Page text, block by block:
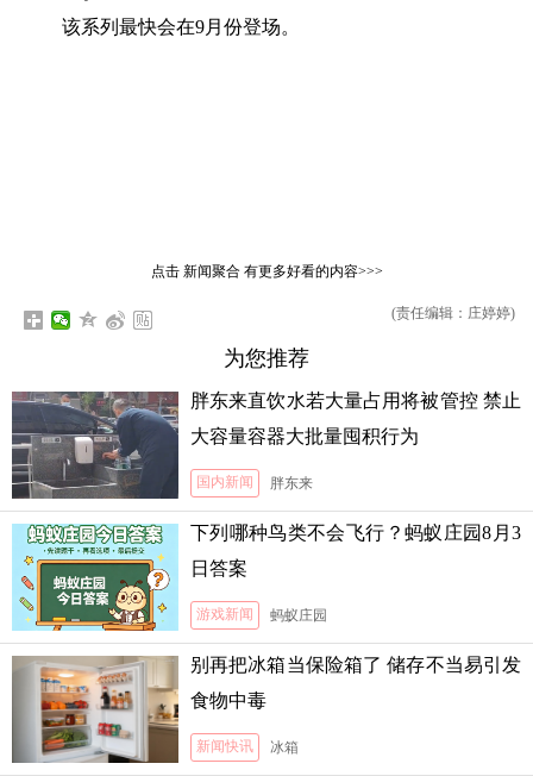
该系列最快会在9月份登场。
点击 新闻聚合有更多好看的内容>>>
(责任编辑：庄婷婷)
为您推荐
胖东来直饮水若大量占用将被管控 禁止
大容量容器大批量囤积行为
国内新闻 胖东来
下列哪种鸟类不会飞行？蚂蚁庄园8月3
日答案
游戏新闻 蚂蚁庄园
别再把冰箱当保险箱了 储存不当易引发
食物中毒
新闻快讯 冰箱